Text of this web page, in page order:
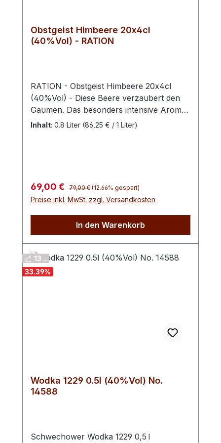
Obstgeist Himbeere 20x4cl
(40%Vol) - RATION
RATION - Obstgeist Himbeere 20x4cl
(40%Vol) - Diese Beere verzaubert den
Gaumen. Das besonders intensive Aroma
macht den Schwechower Himbeergeist zu
rund um Seedorf. Die Kunst der
Herstellung eines ausgezeichneten
Himbeergeistes liegt vor allem darin, das
intensive Aroma der Himbeeren im Brand
ohne Grund zu unseren beliebtesten
Geisten.
Inhalt: 0.8 Liter (86,25 € / 1 Liter)
Verkaufspreis:
69,00 € Regulärer Preis:
79,00 € (12.66% gespart)
Preise inkl. MwSt. zzgl. Versandkosten
In den Warenkorb
13 ..
33.39%
Wodka 1229 0.5l (40%Vol) No.
14588
Schwechower Wodka 1229 0,5 l